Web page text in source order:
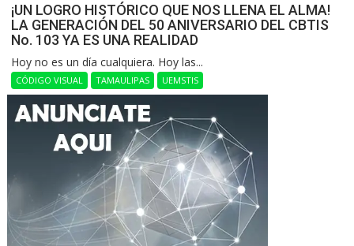
¡UN LOGRO HISTÓRICO QUE NOS LLENA EL ALMA!
LA GENERACIÓN DEL 50 ANIVERSARIO DEL CBTIS
No. 103 YA ES UNA REALIDAD
Hoy no es un día cualquiera. Hoy las...
CÓDIGO VISUAL TAMAULIPAS UEMSTIS